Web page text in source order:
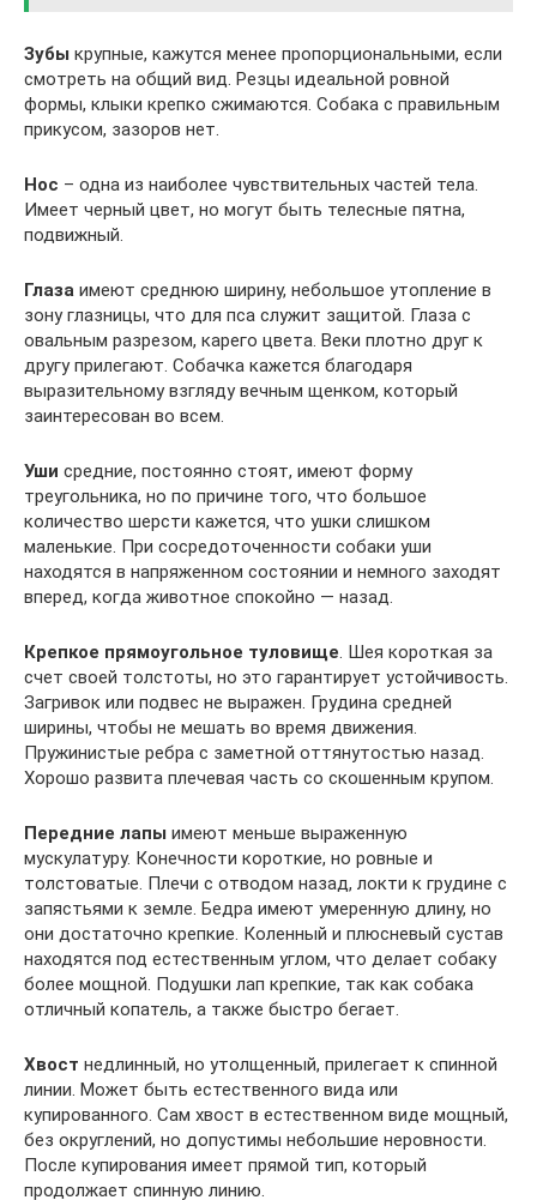
Зубы крупные, кажутся менее пропорциональными, если
смотреть на общий вид. Резцы идеальной ровной
формы, клыки крепко сжимаются. Собака с правильным
прикусом, зазоров нет.
Нос – одна из наиболее чувствительных частей тела.
Имеет черный цвет, но могут быть телесные пятна,
подвижный.
Глаза имеют среднюю ширину, небольшое утопление в
зону глазницы, что для пса служит защитой. Глаза с
овальным разрезом, карего цвета. Веки плотно друг к
другу прилегают. Собачка кажется благодаря
выразительному взгляду вечным щенком, который
заинтересован во всем.
Уши средние, постоянно стоят, имеют форму
треугольника, но по причине того, что большое
количество шерсти кажется, что ушки слишком
маленькие. При сосредоточенности собаки уши
находятся в напряженном состоянии и немного заходят
вперед, когда животное спокойно — назад.
Крепкое прямоугольное туловище. Шея короткая за
счет своей толстоты, но это гарантирует устойчивость.
Загривок или подвес не выражен. Грудина средней
ширины, чтобы не мешать во время движения.
Пружинистые ребра с заметной оттянутостью назад.
Хорошо развита плечевая часть со скошенным крупом.
Передние лапы имеют меньше выраженную
мускулатуру. Конечности короткие, но ровные и
толстоватые. Плечи с отводом назад, локти к грудине с
запястьями к земле. Бедра имеют умеренную длину, но
они достаточно крепкие. Коленный и плюсневый сустав
находятся под естественным углом, что делает собаку
более мощной. Подушки лап крепкие, так как собака
отличный копатель, а также быстро бегает.
Хвост недлинный, но утолщенный, прилегает к спинной
линии. Может быть естественного вида или
купированного. Сам хвост в естественном виде мощный,
без округлений, но допустимы небольшие неровности.
После купирования имеет прямой тип, который
продолжает спинную линию.